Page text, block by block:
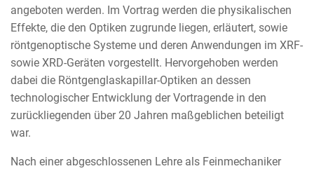
angeboten werden. Im Vortrag werden die physikalischen
Effekte, die den Optiken zugrunde liegen, erläutert, sowie
röntgenoptische Systeme und deren Anwendungen im XRF-
sowie XRD-Geräten vorgestellt. Hervorgehoben werden
dabei die Röntgenglaskapillar-Optiken an dessen
technologischer Entwicklung der Vortragende in den
zurückliegenden über 20 Jahren maßgeblichen beteiligt
war.
Nach einer abgeschlossenen Lehre als Feinmechaniker